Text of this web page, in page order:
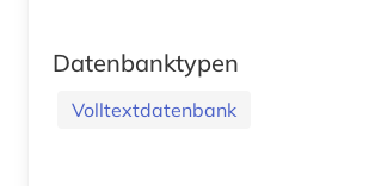
Datenbanktypen
Volltextdatenbank